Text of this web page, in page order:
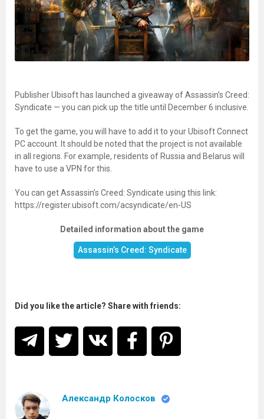
Publisher Ubisoft has launched a giveaway of Assassin’s Creed:
Syndicate — you can pick up the title until December 6 inclusive.
To get the game, you will have to add it to your Ubisoft Connect
PC account. It should be noted that the project is not available
in all regions. For example, residents of Russia and Belarus will
have to use a VPN for this.
You can get Assassin’s Creed: Syndicate using this link:
https://register.ubisoft.com/acsyndicate/en-US
Detailed information about the game
Assassin’s Creed: Syndicate
Did you like the article? Share with friends:
Александр Колосков